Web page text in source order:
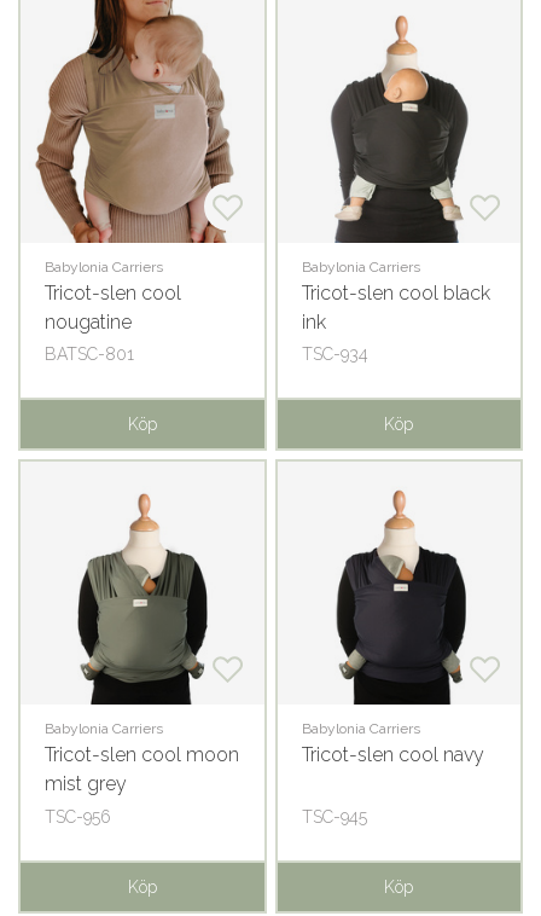
Babylonia Carriers
Tricot-slen cool
nougatine
BATSC-801
Köp
Babylonia Carriers
Tricot-slen cool black
ink
TSC-934
Köp
Babylonia Carriers
Tricot-slen cool moon
mist grey
TSC-956
Köp
Babylonia Carriers
Tricot-slen cool navy
TSC-945
Köp